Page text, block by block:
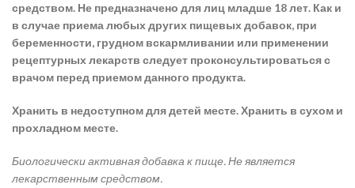
средством. Не предназначено для лиц младше 18 лет. Как и
в случае приема любых других пищевых добавок, при
беременности, грудном вскармливании или применении
рецептурных лекарств следует проконсультироваться с
врачом перед приемом данного продукта.
Хранить в недоступном для детей месте. Хранить в сухом и
прохладном месте.
Биологически активная добавка к пище. Не является
лекарственным средством.